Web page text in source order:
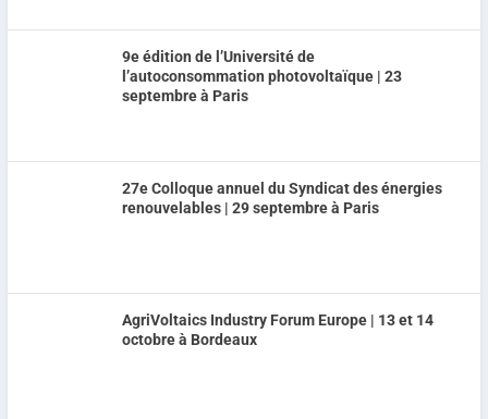
9e édition de l’Université de
l’autoconsommation photovoltaïque | 23
septembre à Paris
27e Colloque annuel du Syndicat des énergies
renouvelables | 29 septembre à Paris
AgriVoltaics Industry Forum Europe | 13 et 14
octobre à Bordeaux